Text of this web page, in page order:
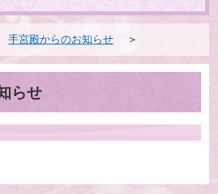
手宮殿からのお知らせ ＞
らせ